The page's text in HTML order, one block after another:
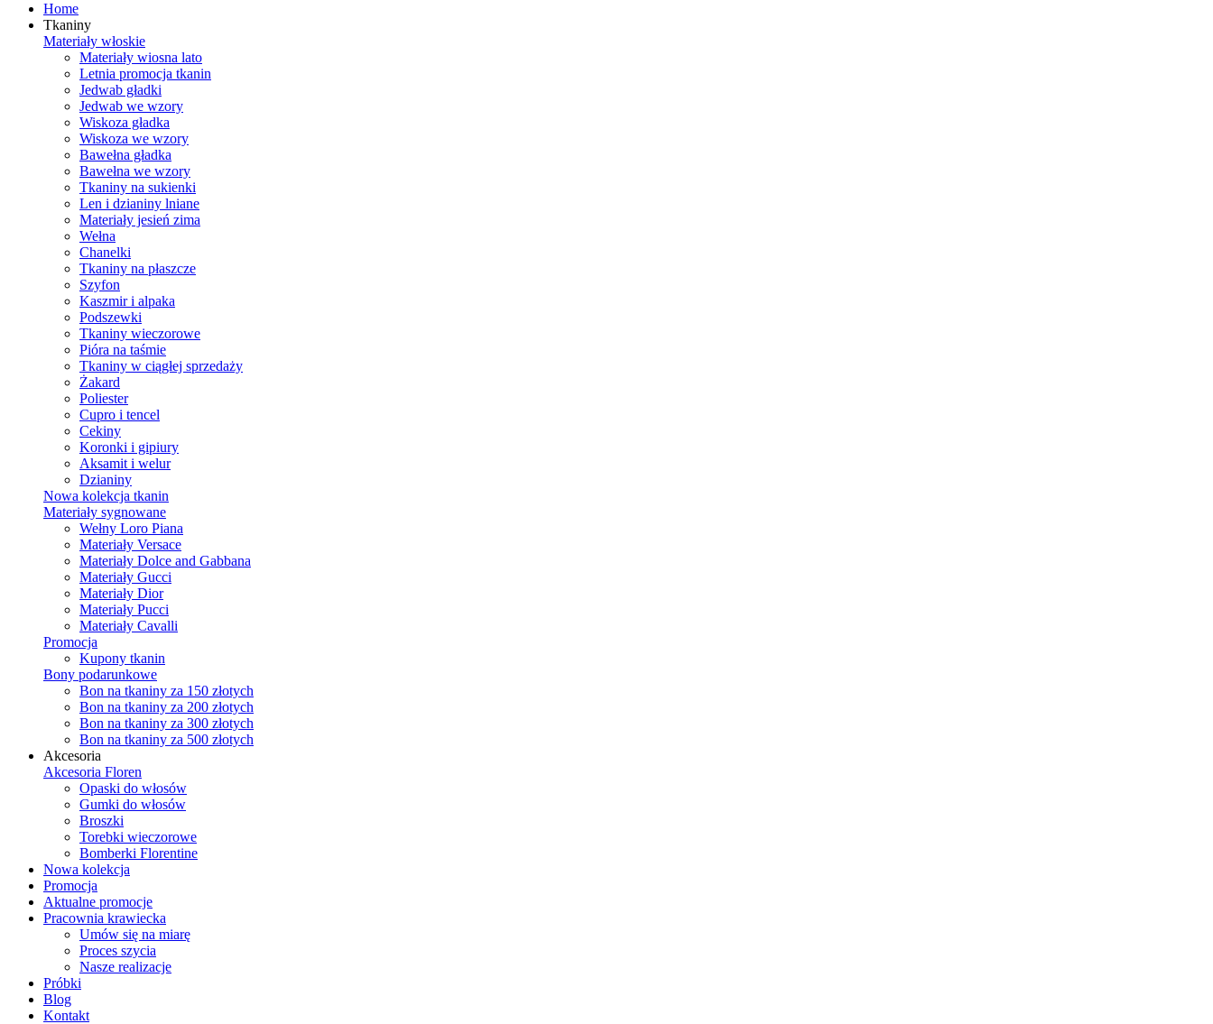
Home
Tkaniny
Materiały włoskie
Materiały wiosna lato
Letnia promocja tkanin
Jedwab gładki
Jedwab we wzory
Wiskoza gładka
Wiskoza we wzory
Bawełna gładka
Bawełna we wzory
Tkaniny na sukienki
Len i dzianiny lniane
Materiały jesień zima
Wełna
Chanelki
Tkaniny na płaszcze
Szyfon
Kaszmir i alpaka
Podszewki
Tkaniny wieczorowe
Pióra na taśmie
Tkaniny w ciągłej sprzedaży
Żakard
Poliester
Cupro i tencel
Cekiny
Koronki i gipiury
Aksamit i welur
Dzianiny
Nowa kolekcja tkanin
Materiały sygnowane
Wełny Loro Piana
Materiały Versace
Materiały Dolce and Gabbana
Materiały Gucci
Materiały Dior
Materiały Pucci
Materiały Cavalli
Promocja
Kupony tkanin
Bony podarunkowe
Bon na tkaniny za 150 złotych
Bon na tkaniny za 200 złotych
Bon na tkaniny za 300 złotych
Bon na tkaniny za 500 złotych
Akcesoria
Akcesoria Floren
Opaski do włosów
Gumki do włosów
Broszki
Torebki wieczorowe
Bomberki Florentine
Nowa kolekcja
Promocja
Aktualne promocje
Pracownia krawiecka
Umów się na miarę
Proces szycia
Nasze realizacje
Próbki
Blog
Kontakt